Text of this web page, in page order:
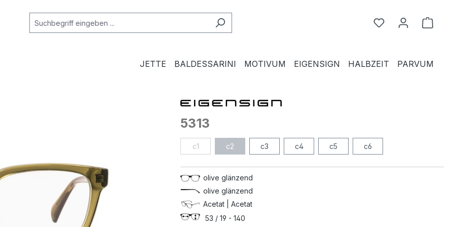
Du hast 0
JETTE BALDESSARINI MOTIVUM EIGENSIGN HALBZEIT PARVUM
5313
c1 c2 c3 c4 c5 c6
olive glänzend
olive glänzend
Acetat | Acetat
53 / 19 - 140